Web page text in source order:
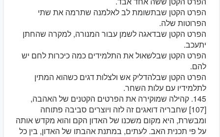
הפרט הקטן שבתשומת לב לאלמנה שתרמה את שתי
הפרוטות שלה.
הפרט הקטן שבדאגה לשמן עבור המנורה, למקרה שהחתן
יתעכב.
הפרט הקטן שבלשאול את התלמידים כמה כיכרות לחם יש
להם.
הפרט הקטן שבלהדליק אש ולצלות דגים כשהוא המתין
לתלמידיו עם עלות השחר.
145. קהילה שמוקירה את הפרטים הקטנים של האהבה,
[107] שחבריה דואגים זה לזה ויוצרים סביבה פתוחה
ומבשרת, היא מקום משכנו של האדון הקם והוא מקדש אותה
על פי תכנית האב. לעתים, במתנת אהבתו של האדון, בין כל